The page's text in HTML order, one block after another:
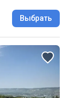
Выбрать